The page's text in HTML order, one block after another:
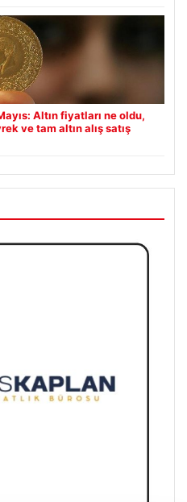
Altın fiyatları ne oldu,
ve tam altın alış satış